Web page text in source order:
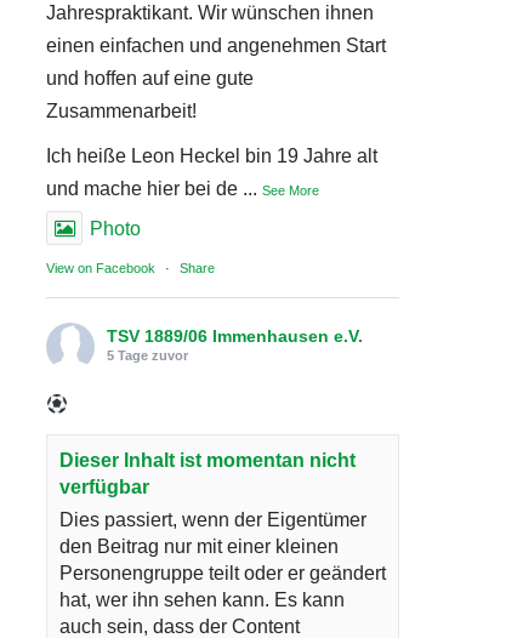
Jahrespraktikant. Wir wünschen ihnen
einen einfachen und angenehmen Start
und hoffen auf eine gute
Zusammenarbeit!
Ich heiße Leon Heckel bin 19 Jahre alt
und mache hier bei de ... See More
Photo
View on Facebook · Share
TSV 1889/06 Immenhausen e.V.
5 Tage zuvor
Dieser Inhalt ist momentan nicht
verfügbar
Dies passiert, wenn der Eigentümer
den Beitrag nur mit einer kleinen
Personengruppe teilt oder er geändert
hat, wer ihn sehen kann. Es kann
auch sein, dass der Content